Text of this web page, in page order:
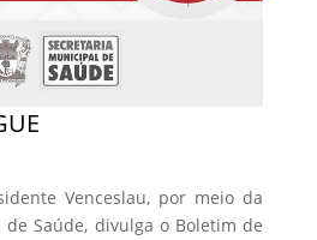
Venceslau, por meio da
Saúde, divulga o Boletim de